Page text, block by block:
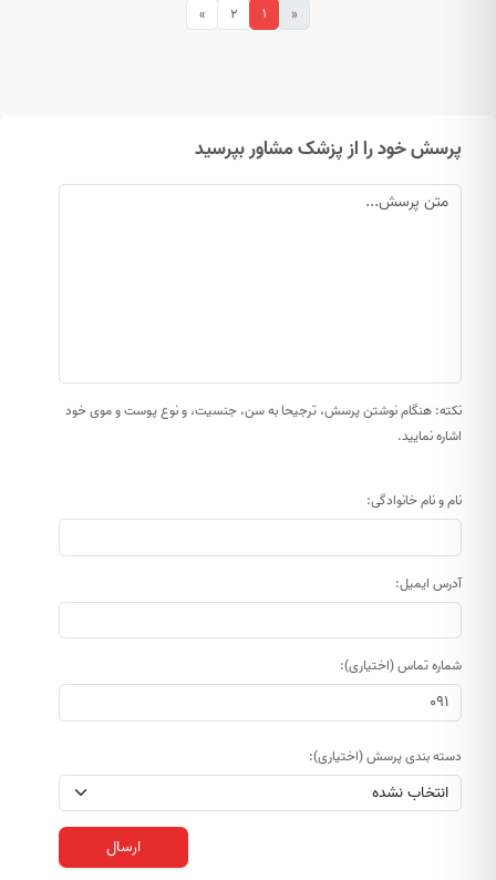
«
1
2
»
پرسش خود را از پزشک مشاور بپرسید
نکته: هنگام نوشتن پرسش، ترجیحا به سن، جنسیت، و نوع پوست و موی خود
اشاره نمایید.
نام و نام خانوادگی:
آدرس ایمیل:
شماره تماس (اختیاری):
دسته بندی پرسش (اختیاری):
ارسال